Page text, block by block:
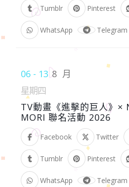
Tumblr Pinterest
WhatsApp Telegram
06 - 13 8 月
星期四
TV動畫《進擊的巨人》×
MORI 聯名活動 2026
Facebook Twitter
Tumblr Pinterest
WhatsApp Telegram